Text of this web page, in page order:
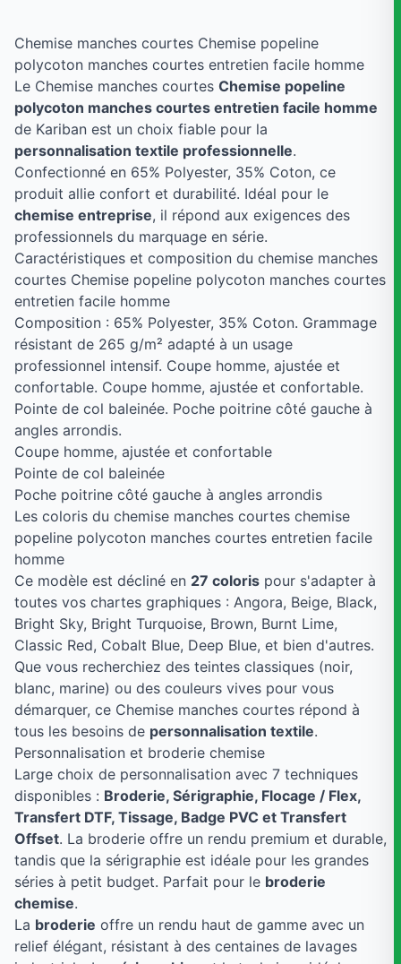
Chemise manches courtes Chemise popeline
polycoton manches courtes entretien facile homme
Le Chemise manches courtes Chemise popeline
polycoton manches courtes entretien facile homme
de Kariban est un choix fiable pour la
personnalisation textile professionnelle.
Confectionné en 65% Polyester, 35% Coton, ce
produit allie confort et durabilité. Idéal pour le
chemise entreprise, il répond aux exigences des
professionnels du marquage en série.
Caractéristiques et composition du chemise manches
courtes Chemise popeline polycoton manches courtes
entretien facile homme
Composition : 65% Polyester, 35% Coton. Grammage
résistant de 265 g/m² adapté à un usage
professionnel intensif. Coupe homme, ajustée et
confortable. Coupe homme, ajustée et confortable.
Pointe de col baleinée. Poche poitrine côté gauche à
angles arrondis.
Coupe homme, ajustée et confortable
Pointe de col baleinée
Poche poitrine côté gauche à angles arrondis
Les coloris du chemise manches courtes chemise
popeline polycoton manches courtes entretien facile
homme
Ce modèle est décliné en 27 coloris pour s'adapter à
toutes vos chartes graphiques : Angora, Beige, Black,
Bright Sky, Bright Turquoise, Brown, Burnt Lime,
Classic Red, Cobalt Blue, Deep Blue, et bien d'autres.
Que vous recherchiez des teintes classiques (noir,
blanc, marine) ou des couleurs vives pour vous
démarquer, ce Chemise manches courtes répond à
tous les besoins de personnalisation textile.
Personnalisation et broderie chemise
Large choix de personnalisation avec 7 techniques
disponibles : Broderie, Sérigraphie, Flocage / Flex,
Transfert DTF, Tissage, Badge PVC et Transfert
Offset. La broderie offre un rendu premium et durable,
tandis que la sérigraphie est idéale pour les grandes
séries à petit budget. Parfait pour le broderie
chemise.
La broderie offre un rendu haut de gamme avec un
relief élégant, résistant à des centaines de lavages